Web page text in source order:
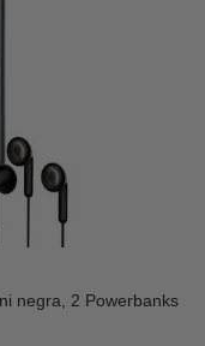
negra, 2 Powerbanks